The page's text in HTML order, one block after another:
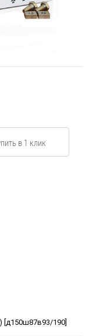
в 1 клик
[д150ш87в93/190]